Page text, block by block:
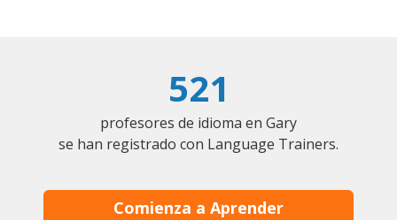
521
profesores de idioma en Gary
se han registrado con Language Trainers.
Comienza a Aprender